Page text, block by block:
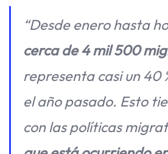
“Desde enero hasta
cerca de 4 mil 500
representa casi un 40
el año pasado. Esto
con las políticas